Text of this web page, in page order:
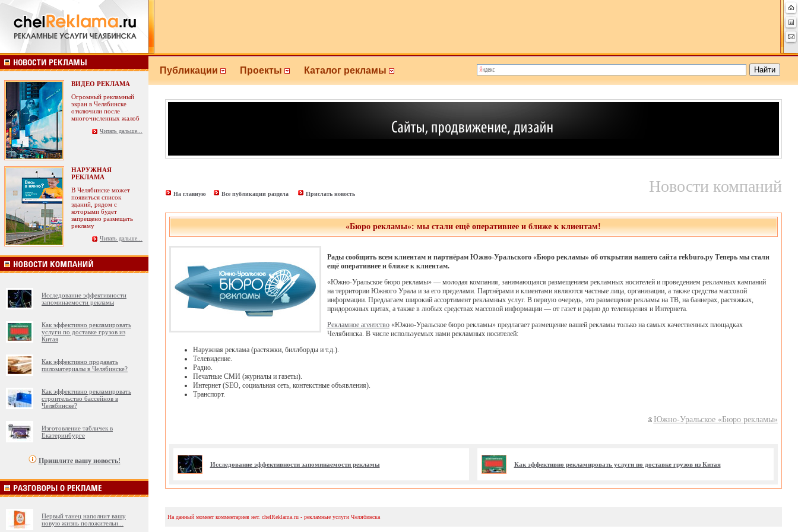
ВИДЕО РЕКЛАМА
Огромный рекламный
экран в Челябинске
отключили после
многочисленных жалоб
Читать дальше...
НАРУЖНАЯ
РЕКЛАМА
В Челябинске может
появиться список
зданий, рядом с
которыми будет
запрещено размещать
рекламу
Читать дальше...
Исследование эффективности
запоминаемости рекламы
Как эффективно рекламировать
услуги по доставке грузов из
Китая
Как эффективно продавать
пиломатериалы в Челябинске?
Как эффективно рекламировать
строительство бассейнов в
Челябинске?
Изготовление табличек в
Екатеринбурге
Пришлите вашу новость!
Первый танец наполнит вашу
новую жизнь положительн
Публикации Проекты Каталог рекламы
На главную Все публикации раздела Прислать новость Новости компаний
«Бюро рекламы»: мы стали ещё оперативнее и ближе к клиентам!
Рады сообщить всем клиентам и партнёрам Южно-Уральского «Бюро рекламы» об открытии нашего сайта rekburo.ру Теперь мы стали
ещё оперативнее и ближе к клиентам.
«Южно-Уральское бюро рекламы» — молодая компания, занимающаяся размещением рекламных носителей и проведением рекламных кампаний
на территории Южного Урала и за его пределами. Партнёрами и клиентами являются частные лица, организации, а также средства массовой
информации. Предлагаем широкий ассортимент рекламных услуг. В первую очередь, это размещение рекламы на ТВ, на баннерах, растяжках,
придорожных щитах, а также в любых средствах массовой информации — от газет и радио до телевидения и Интернета.
Рекламное агентство«Южно-Уральское бюро рекламы» предлагает размещение вашей рекламы только на самых качественных площадках
Челябинска. В числе используемых нами рекламных носителей:
Наружная реклама (растяжки, биллборды и т.д.).
Телевидение.
Радио.
Печатные СМИ (журналы и газеты).
Интернет (SEO, социальная сеть, контекстные объявления).
Транспорт.
Южно-Уральское «Бюро рекламы»
Исследование эффективности запоминаемости рекламы Как эффективно рекламировать услуги по доставке грузов из Китая
На данный момент комментариев нет. chelReklama.ru - рекламные услуги Челябинска